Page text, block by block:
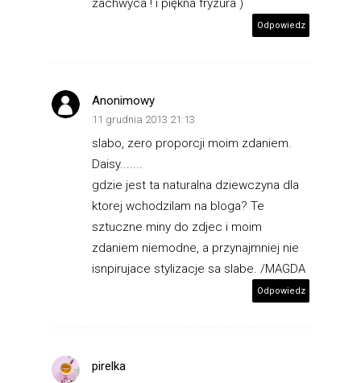
zachwyca ! i piękna fryzura )
Odpowiedz
Anonimowy
11 grudnia 2013 21:13
slabo, zero proporcji moim zdaniem.
Daisy.......
gdzie jest ta naturalna dziewczyna dla
ktorej wchodzilam na bloga? Te
sztuczne miny do zdjec i moim
zdaniem niemodne, a przynajmniej nie
isnpirujace stylizacje sa slabe. /MAGDA
Odpowiedz
pirelka